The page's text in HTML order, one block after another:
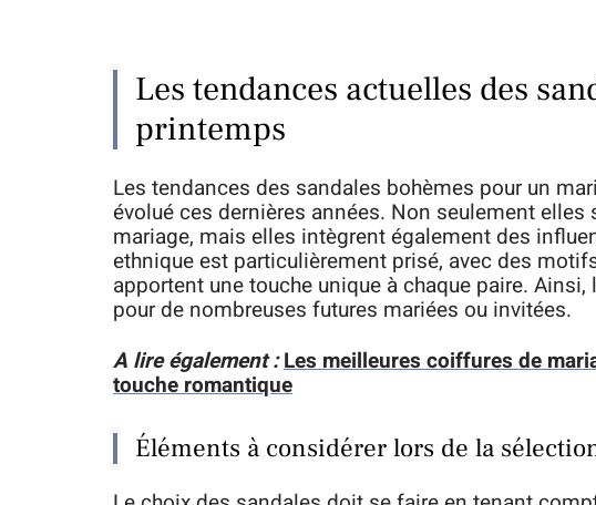
Les tendances actuelles des
printemps
Les tendances des sandales bohèmes pour un
évolué ces dernières années. Non seulement elles
mariage, mais elles intègrent également des
ethnique est particulièrement prisé, avec des
apportent une touche unique à chaque paire.
pour de nombreuses futures mariées ou invitées.
A lire également :Les meilleures coiffures de
touche romantique
Éléments à considérer lors de la